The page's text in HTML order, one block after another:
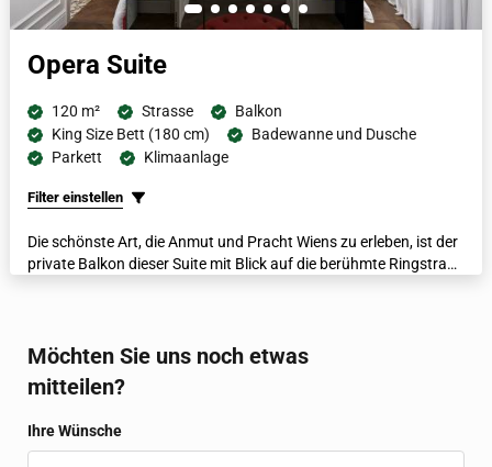
Opera Suite
120 m² Strasse
Balkon
King Size Bett (180 cm)
Badewanne und Dusche
Parkett
Klimaanlage
Filter einstellen
Die schönste Art, die Anmut und Pracht Wiens zu erleben, ist der
private Balkon dieser Suite mit Blick auf die berühmte Ringstraße
Luxus. Die Opera Suite verfügt über ein elegantes Marmorbad
luxuriöse Bademäntel, Fußbodenheizung und eine Nespresso-
Möchten Sie uns noch etwas
mitteilen?
Ihre Wünsche